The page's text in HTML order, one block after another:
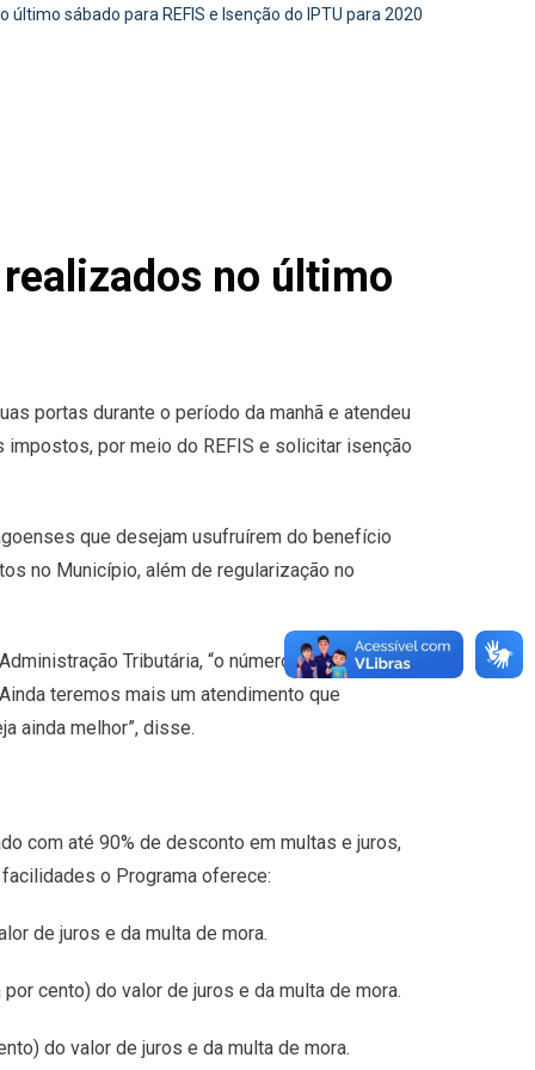
sábado para REFIS e Isenção do IPTU para 2020
no último
portas durante o período da manhã e atendeu
por meio do REFIS e solicitar isenção
que desejam usufruírem do benefício
no Município, além de regularização no
Tributária, “o número de
teremos mais um atendimento que
ainda melhor”, disse.
com até 90% de desconto em multas e juros,
o Programa oferece:
de juros e da multa de mora.
cento) do valor de juros e da multa de mora.
do valor de juros e da multa de mora.